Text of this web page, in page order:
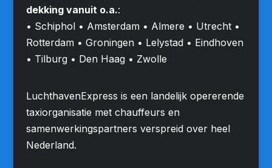
dekking vanuit o.a.:
• Schiphol • Amsterdam • Almere • Utrecht •
Rotterdam • Groningen • Lelystad • Eindhoven
• Tilburg • Den Haag • Zwolle
LuchthavenExpress is een landelijk opererende
taxiorganisatie met chauffeurs en
samenwerkingspartners verspreid over heel
Nederland.